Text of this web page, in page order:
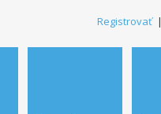
Registrovať|